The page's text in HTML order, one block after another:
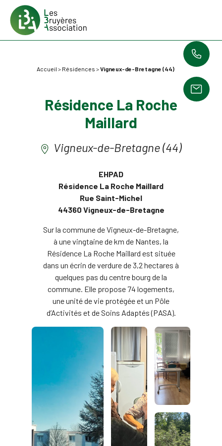
Accueil > Résidences >Vigneux-de-Bretagne (44)
Résidence La Roche
Maillard
Vigneux-de-Bretagne (44)
EHPAD
Résidence La Roche Maillard
Rue Saint-Michel
44360 Vigneux-de-Bretagne
Sur la commune de Vigneux-de-Bretagne,
à une vingtaine de km de Nantes, la
Résidence La Roche Maillard est située
dans un écrin de verdure de 3,2 hectares à
quelques pas du centre bourg de la
commune. Elle propose 74 logements,
une unité de vie protégée et un Pôle
d’Activités et de Soins Adaptés (PASA).